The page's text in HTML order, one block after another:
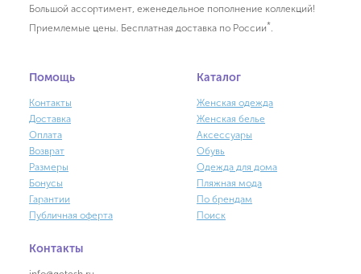
Большой ассортимент, еженедельное пополнение коллекций!
Приемлемые цены. Бесплатная доставка по России*.
Контакты
Помощь
Контакты
Доставка
Оплата
Возврат
Размеры
Бонусы
Гарантии
Публичная оферта
Каталог
Женская одежда
Женская белье
Аксессуары
Обувь
Одежда для дома
Пляжная мода
По брендам
Поиск